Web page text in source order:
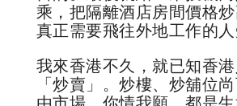
乘，把隔離酒店房間價格
真正需要飛往外地工作的人
我來香港不久，就已知香
「炒賣」。炒樓、炒舖位